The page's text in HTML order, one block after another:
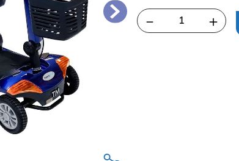
＋
－